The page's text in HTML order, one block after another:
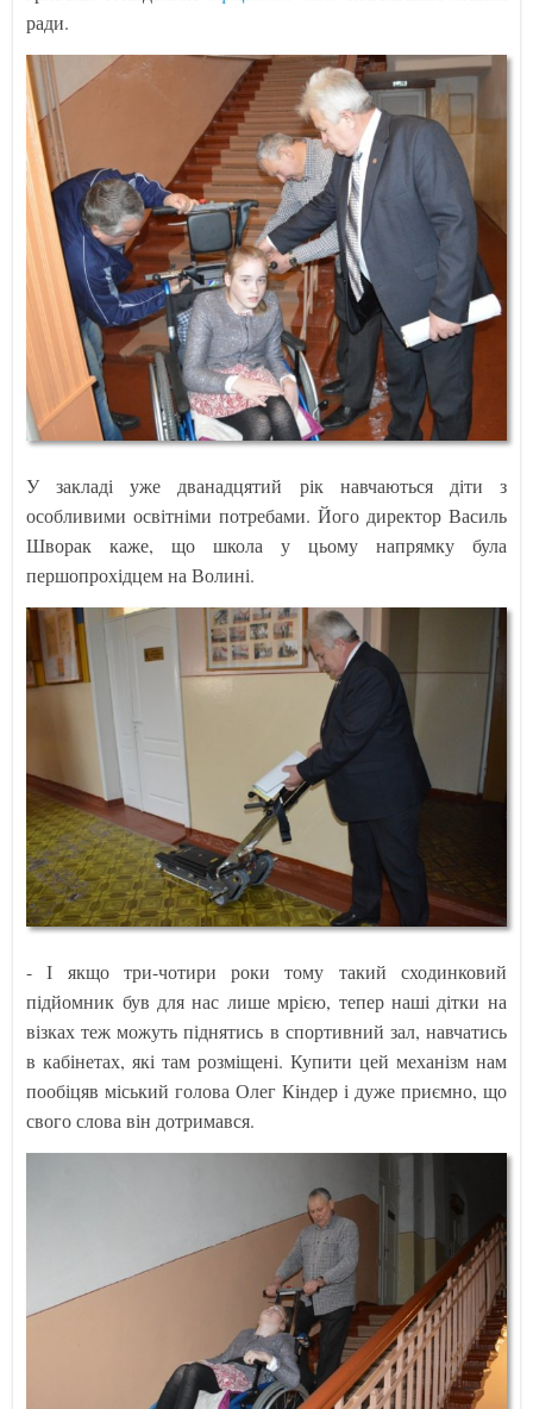
ради.
У закладі уже дванадцятий рік навчаються діти з
особливими освітніми потребами. Його директор Василь
Шворак каже, що школа у цьому напрямку була
першопрохідцем на Волині.
- І якщо три-чотири роки тому такий сходинковий
підйомник був для нас лише мрією, тепер наші дітки на
візках теж можуть піднятись в спортивний зал, навчатись
в кабінетах, які там розміщені. Купити цей механізм нам
пообіцяв міський голова Олег Кіндер і дуже приємно, що
свого слова він дотримався.